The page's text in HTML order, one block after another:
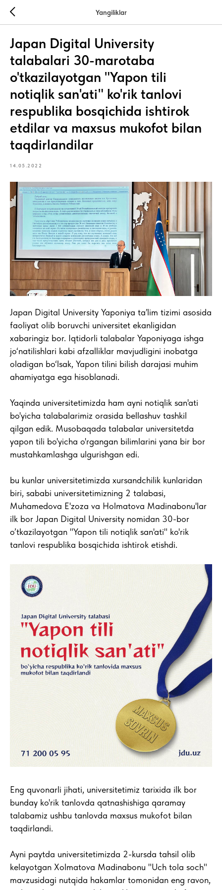
Yangiliklar
Japan Digital University
talabalari 30-marotaba
o'tkazilayotgan "Yapon tili
notiqlik san'ati" ko'rik tanlovi
respublika bosqichida ishtirok
etdilar va maxsus mukofot bilan
taqdirlandilar
14.05.2022
Japan Digital University Yaponiya taʼlim tizimi asosida
faoliyat olib boruvchi universitet ekanligidan
xabaringiz bor. Iqtidorli talabalar Yaponiyaga ishga
jo‘natilishlari kabi afzalliklar mavjudligini inobatga
oladigan bo‘lsak, Yapon tilini bilish darajasi muhim
ahamiyatga ega hisoblanadi.
Yaqinda universitetimizda ham ayni notiqlik san'ati
bo'yicha talabalarimiz orasida bellashuv tashkil
qilgan edik. Musobaqada talabalar universitetda
yapon tili bo'yicha o'rgangan bilimlarini yana bir bor
mustahkamlashga ulgurishgan edi.
bu kunlar universitetimizda xursandchilik kunlaridan
biri, sababi universitetimizning 2 talabasi,
Muhamedova E'zoza va Holmatova Madinabonu'lar
ilk bor Japan Digital University nomidan 30-bor
o’tkazilayotgan "Yapon tili notiqlik san'ati" ko'rik
tanlovi respublika bosqichida ishtirok etishdi.
Eng quvonarli jihati, universitetimiz tarixida ilk bor
bunday ko'rik tanlovda qatnashishiga qaramay
talabamiz ushbu tanlovda maxsus mukofot bilan
taqdirlandi.
Ayni paytda universitetimizda 2-kursda tahsil olib
kelayotgan Xolmatova Madinabonu "Uch tola soch"
mavzusidagi nutqida hakamlar tomonidan eng ravon,